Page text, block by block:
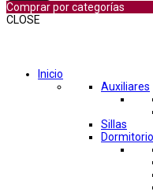
Comprar por categorías
CLOSE
Inicio
Auxiliares
Sillas
Dormitorio